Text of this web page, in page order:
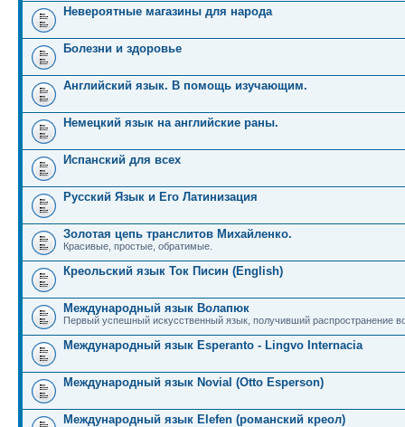
Невероятные магазины для народа
Болезни и здоровье
Английский язык. В помощь изучающим.
Немецкий язык на английские раны.
Испанский для всех
Русский Язык и Его Латинизация
Золотая цепь транслитов Михайленко.
Красивые, простые, обратимые.
Креольский язык Ток Писин (English)
Международный язык Волапюк
Первый успешный искусственный язык, получивший распространение
Международный язык Esperanto - Lingvo Internacia
Международный язык Novial (Otto Esperson)
Международный язык Elefen (романский креол)